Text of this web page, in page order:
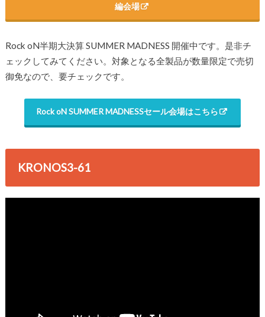
編会場
Rock oN半期大決算 SUMMER MADNESS 開催中です。是非チ
ェックしてみてください。対象となる全製品が数量限定で売切
御免なので、要チェックです。
Rock oN SUMMER MADNESSセール会場はこちら
KRONOS3-61